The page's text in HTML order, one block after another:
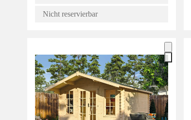
Nicht reservierbar